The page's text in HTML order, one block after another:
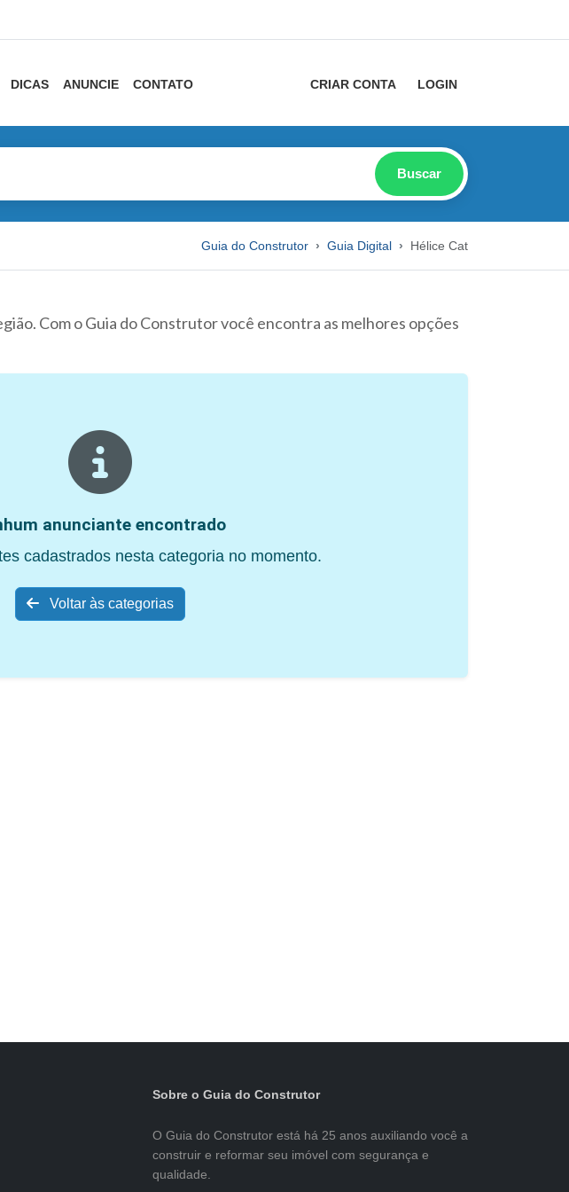
DICAS ANUNCIE CONTATO CRIAR CONTA LOGIN
Buscar
Guia do Construtor Guia Digital Hélice Cat
Com o Guia do Construtor você encontra as melhores opções
anunciante encontrado
cadastrados nesta categoria no momento.
Voltar às categorias
Sobre o Guia do Construtor
O Guia do Construtor está há 25 anos auxiliando você a
construir e reformar seu imóvel com segurança e
qualidade.